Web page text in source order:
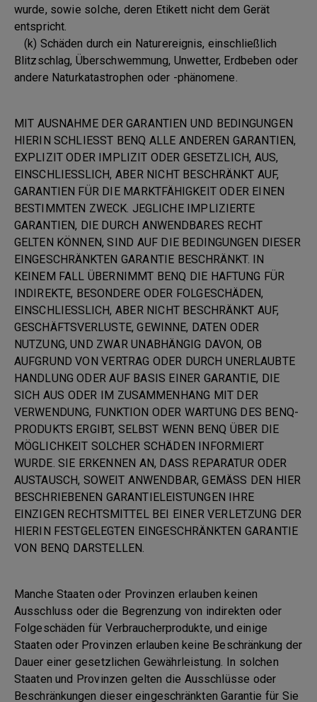
wurde, sowie solche, deren Etikett nicht dem Gerät
entspricht.
(k) Schäden durch ein Naturereignis, einschließlich
Blitzschlag, Überschwemmung, Unwetter, Erdbeben oder
andere Naturkatastrophen oder -phänomene.
MIT AUSNAHME DER GARANTIEN UND BEDINGUNGEN
HIERIN SCHLIESST BENQ ALLE ANDEREN GARANTIEN,
EXPLIZIT ODER IMPLIZIT ODER GESETZLICH, AUS,
EINSCHLIESSLICH, ABER NICHT BESCHRÄNKT AUF,
GARANTIEN FÜR DIE MARKTFÄHIGKEIT ODER EINEN
BESTIMMTEN ZWECK. JEGLICHE IMPLIZIERTE
GARANTIEN, DIE DURCH ANWENDBARES RECHT
GELTEN KÖNNEN, SIND AUF DIE BEDINGUNGEN DIESER
EINGESCHRÄNKTEN GARANTIE BESCHRÄNKT. IN
KEINEM FALL ÜBERNIMMT BENQ DIE HAFTUNG FÜR
INDIREKTE, BESONDERE ODER FOLGESCHÄDEN,
EINSCHLIESSLICH, ABER NICHT BESCHRÄNKT AUF,
GESCHÄFTSVERLUSTE, GEWINNE, DATEN ODER
NUTZUNG, UND ZWAR UNABHÄNGIG DAVON, OB
AUFGRUND VON VERTRAG ODER DURCH UNERLAUBTE
HANDLUNG ODER AUF BASIS EINER GARANTIE, DIE
SICH AUS ODER IM ZUSAMMENHANG MIT DER
VERWENDUNG, FUNKTION ODER WARTUNG DES BENQ-
PRODUKTS ERGIBT, SELBST WENN BENQ ÜBER DIE
MÖGLICHKEIT SOLCHER SCHÄDEN INFORMIERT
WURDE. SIE ERKENNEN AN, DASS REPARATUR ODER
AUSTAUSCH, SOWEIT ANWENDBAR, GEMÄSS DEN HIER
BESCHRIEBENEN GARANTIELEISTUNGEN IHRE
EINZIGEN RECHTSMITTEL BEI EINER VERLETZUNG DER
HIERIN FESTGELEGTEN EINGESCHRÄNKTEN GARANTIE
VON BENQ DARSTELLEN.
Manche Staaten oder Provinzen erlauben keinen
Ausschluss oder die Begrenzung von indirekten oder
Folgeschäden für Verbraucherprodukte, und einige
Staaten oder Provinzen erlauben keine Beschränkung der
Dauer einer gesetzlichen Gewährleistung. In solchen
Staaten und Provinzen gelten die Ausschlüsse oder
Beschränkungen dieser eingeschränkten Garantie für Sie